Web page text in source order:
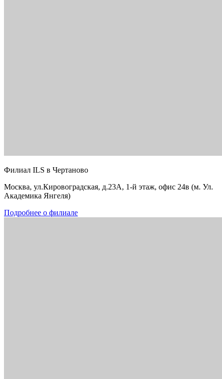
Филиал ILS в Чертаново
Москва, ул.Кировоградская, д.23А, 1-й этаж, офис 24в (м. Ул.
Академика Янгеля)
Подробнее о филиале